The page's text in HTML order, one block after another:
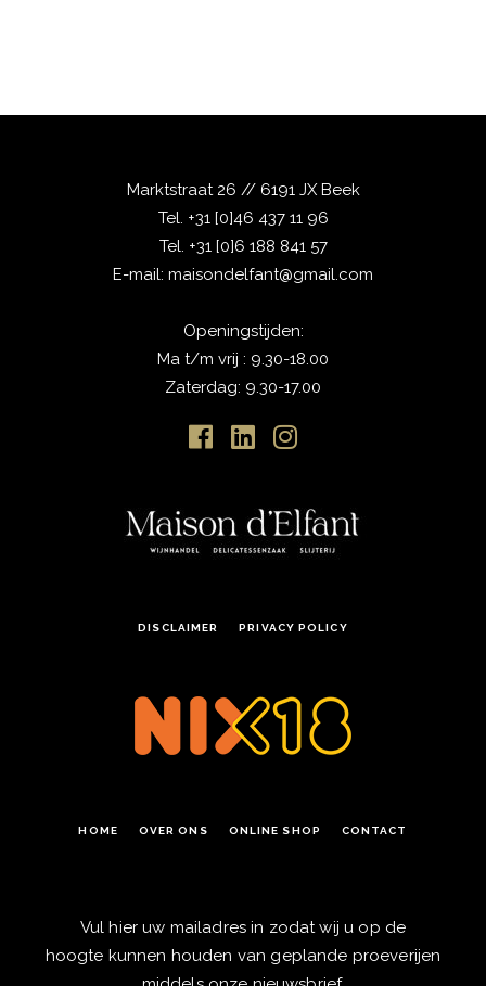
Marktstraat 26 // 6191 JX Beek
Tel. +31 [0]46 437 11 96
Tel. +31 [0]6 188 841 57
E-mail: maisondelfant@gmail.com
Openingstijden:
Ma t/m vrij : 9.30-18.00
Zaterdag: 9.30-17.00
DISCLAIMER PRIVACY POLICY
HOME OVER ONS ONLINE SHOP CONTACT
Vul hier uw mailadres in zodat wij u op de
hoogte kunnen houden van geplande proeverijen